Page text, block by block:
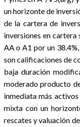
un horizonte de
de la cartera de
inversiones en
AA o A1 por un
son calificaciones de
baja duración
moderado producto
inmediata más
mixta con un
rescates y valuación